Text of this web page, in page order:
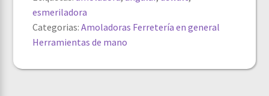
esmeriladora
Categorias:Amoladoras Ferretería en general
Herramientas de mano